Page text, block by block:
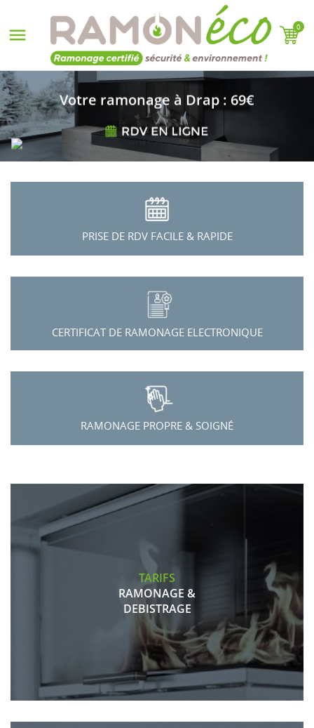
 0
Votre ramonage à Drap : 69€
PRISE DE RDV FACILE & RAPIDE
CERTIFICAT DE RAMONAGE ELECTRONIQUE
RAMONAGE PROPRE & SOIGNÉ
TARIFS
RAMONAGE &
DEBISTRAGE